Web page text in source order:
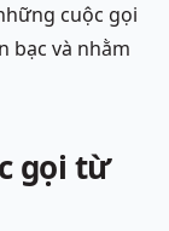
cuộc gọi
bạc và nhằm
gọi từ